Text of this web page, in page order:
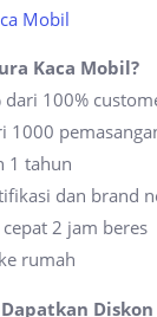
Mobil
Kaca Mobil?
100%
1000
1 tahun
dan brand
2 jam beres
rumah